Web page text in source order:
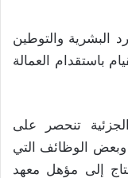
البشرية والتوطين
باستقدام العمالة
تنحصر على
الوظائف التي
إلى مؤهل معهد